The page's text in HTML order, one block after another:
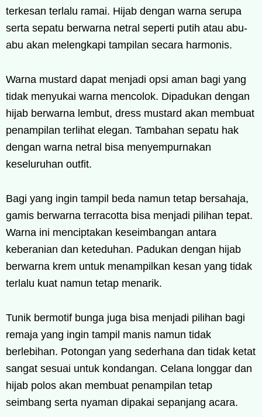
terkesan terlalu ramai. Hijab dengan warna serupa
serta sepatu berwarna netral seperti putih atau abu-
abu akan melengkapi tampilan secara harmonis.
Warna mustard dapat menjadi opsi aman bagi yang
tidak menyukai warna mencolok. Dipadukan dengan
hijab berwarna lembut, dress mustard akan membuat
penampilan terlihat elegan. Tambahan sepatu hak
dengan warna netral bisa menyempurnakan
keseluruhan outfit.
Bagi yang ingin tampil beda namun tetap bersahaja,
gamis berwarna terracotta bisa menjadi pilihan tepat.
Warna ini menciptakan keseimbangan antara
keberanian dan keteduhan. Padukan dengan hijab
berwarna krem untuk menampilkan kesan yang tidak
terlalu kuat namun tetap menarik.
Tunik bermotif bunga juga bisa menjadi pilihan bagi
remaja yang ingin tampil manis namun tidak
berlebihan. Potongan yang sederhana dan tidak ketat
sangat sesuai untuk kondangan. Celana longgar dan
hijab polos akan membuat penampilan tetap
seimbang serta nyaman dipakai sepanjang acara.